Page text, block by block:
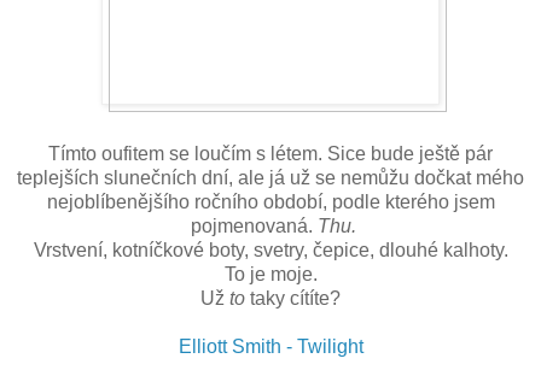
Tímto oufitem se loučím s létem. Sice bude ještě pár
teplejších slunečních dní, ale já už se nemůžu dočkat mého
nejoblíbenějšího ročního období, podle kterého jsem
pojmenovaná. Thu.
Vrstvení, kotníčkové boty, svetry, čepice, dlouhé kalhoty.
To je moje.
Už to taky cítíte?
Elliott Smith - Twilight